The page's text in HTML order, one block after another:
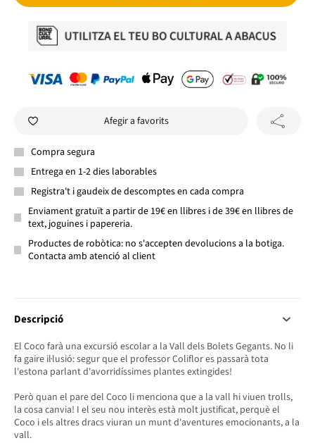
Afegir a favorits
Compra segura
Entrega en 1-2 dies laborables
Registra't i gaudeix de descomptes en cada compra
Enviament gratuït a partir de 19€ en llibres i de 39€ en llibres de
text, joguines i papereria.
Productes de robòtica: no s'accepten devolucions a la botiga.
Contacta amb atenció al client
Descripció
El Coco farà una excursió escolar a la Vall dels Bolets Gegants. No li
fa gaire il·lusió: segur que el professor Coliflor es passarà tota
l'estona parlant d'avorridíssimes plantes extingides!
Però quan el pare del Coco li menciona que a la vall hi viuen trolls,
la cosa canvia! I el seu nou interès està molt justificat, perquè el
Coco i els altres dracs viuran un munt d'aventures emocionants, a la
vall.